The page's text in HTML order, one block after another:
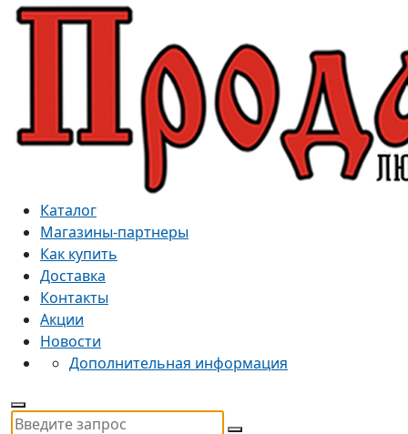
Каталог
Магазины-партнеры
Как купить
Доставка
Контакты
Акции
Новости
Дополнительная информация